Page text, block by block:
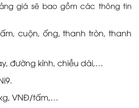
giá sẽ bao gồm các thông tin
cuộn, ống, thanh tròn, thanh
đường kính, chiều dài,…
VNĐ/tấm,…